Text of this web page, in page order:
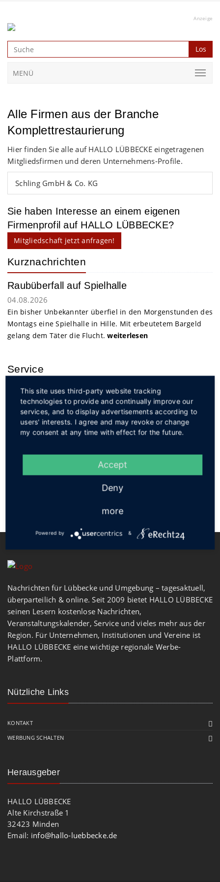
Anzeige
Los
MENÜ
Alle Firmen aus der Branche
Komplettrestaurierung
Hier finden Sie alle auf HALLO LÜBBECKE eingetragenen
Mitgliedsfirmen und deren Unternehmens-Profile.
Schling GmbH & Co. KG
Sie haben Interesse an einem eigenen
Firmenprofil auf HALLO LÜBBECKE?
Mitgliedschaft jetzt anfragen!
Kurznachrichten
Raubüberfall auf Spielhalle
04.08.2026
Ein bisher Unbekannter überfiel in den Morgenstunden des
Montags eine Spielhalle in Hille. Mit erbeutetem Bargeld
gelang dem Täter die Flucht.weiterlesen
Service
Nachrichten für Lübbecke und Umgebung – tagesaktuell,
überparteilich & online. Seit 2009 bietet HALLO LÜBBECKE
seinen Lesern kostenlose Nachrichten,
Veranstaltungskalender, Service und vieles mehr aus der
Region. Für Unternehmen, Institutionen und Vereine ist
HALLO LÜBBECKE eine wichtige regionale Werbe-
Plattform.
Nützliche Links
KONTAKT
WERBUNG SCHALTEN
Herausgeber
HALLO LÜBBECKE
Alte Kirchstraße 1
32423 Minden
Email: info@hallo-luebbecke.de
This site uses third-party website tracking
technologies to provide and continually improve our
services, and to display advertisements according to
users' interests. I agree and may revoke or change
my consent at any time with effect for the future.
Accept
Deny
more
Powered by &